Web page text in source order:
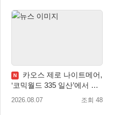
N
카오스 제로 나이트메어,
‘코믹월드 335 일산’에서 이
용자 소통 예고
2026.08.07 조회 48